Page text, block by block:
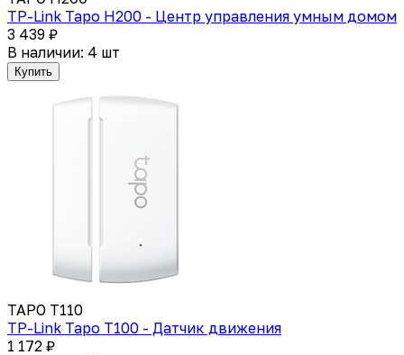
TP-Link Tapo H200 - Центр управления умным домом
3 439 ₽
В наличии: 4 шт
Купить
TAPO T110
TP-Link Tapo T100 - Датчик движения
1 172 ₽